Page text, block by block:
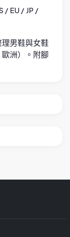
/ EU / JP /
男鞋與女鞋
洲）。附腳